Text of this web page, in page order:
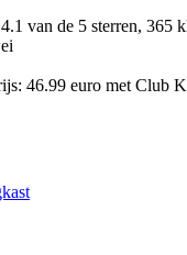
van de 5 sterren, 365
46.99 euro met Club